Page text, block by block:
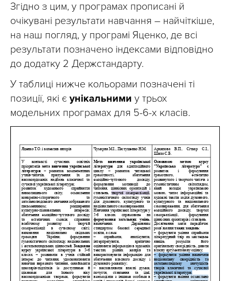
Згідно з цим, у програмах прописані й
очікувані результати навчання – найчіткіше,
на наш погляд, у програмі Яценко, де всі
результати позначено індексами відповідно
до додатку 2 Держстандарту.
У таблиці нижче кольорами позначені ті
позиції, які є унікальними у трьох
модельних програмах для 5-6-х класів.